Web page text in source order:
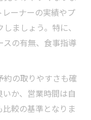
ーナーの実績やプ
ましょう。特に、
スの有無、食事指導
約の取りやすさも確
か、営業時間は自
較の基準となりま